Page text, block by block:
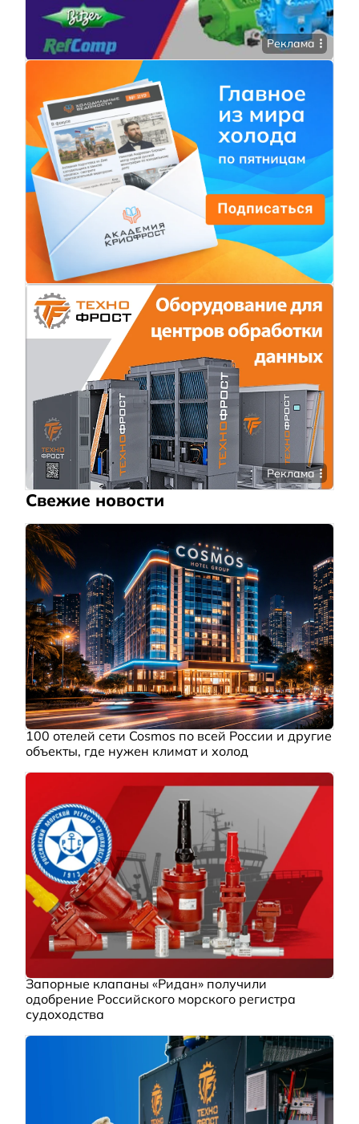
Реклама
Реклама
Свежие новости
100 отелей сети Cosmos по всей России и другие
объекты, где нужен климат и холод
Запорные клапаны «Ридан» получили
одобрение Российского морского регистра
судоходства